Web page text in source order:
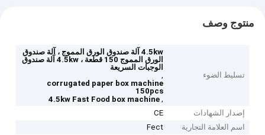
منتوج وصف
تسليط الضوء
4.5kw آلة صندوق الورق المموج ، آلة صندوق
الورق المموج 150 قطعة ، 4.5kw آلة صندوق
الوجبات السريعة
,
corrugated paper box machine
150pcs
,
4.5kw Fast Food box machine
إصدار الشهادات
CE
اسم العلامة التجارية
Fect